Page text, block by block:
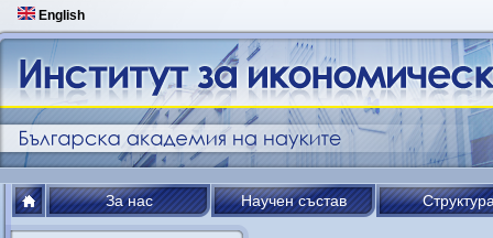
English
За нас Научен състав